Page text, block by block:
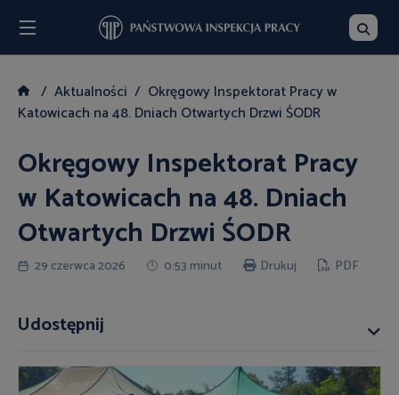
Aktualności
Okręgowy Inspektorat Pracy w
Katowicach na 48. Dniach Otwartych Drzwi ŚODR
Okręgowy Inspektorat Pracy
w Katowicach na 48. Dniach
Otwartych Drzwi ŚODR
29 czerwca 2026 0:53 minut Drukuj PDF
Udostępnij
Szukaj